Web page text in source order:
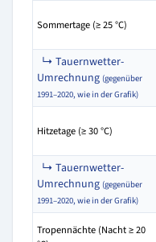
Sommertage (≥ 25 °C)
↳ Tauernwetter-
Umrechnung (gegenüber
1991–2020, wie in der Grafik)
Hitzetage (≥ 30 °C)
↳ Tauernwetter-
Umrechnung (gegenüber
1991–2020, wie in der Grafik)
Tropennächte (Nacht ≥ 20